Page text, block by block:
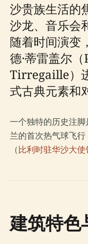
沙贵族生活的
沙龙、音乐会
随着时间演变
德·蒂雷盖尔
Tirregaille）
式古典元素和
一个独特的历史注
兰的首次热气球飞
（比利时驻华沙大使
建筑特色